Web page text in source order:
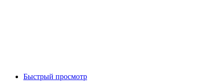
Быстрый просмотр